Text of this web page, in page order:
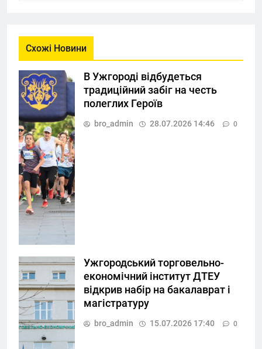
Схожі Новини
В Ужгороді відбудеться
традиційний забіг на честь
полеглих Героїв
bro_admin 28.07.2026 14:46 0
Ужгородський торговельно-
економічний інститут ДТЕУ
відкрив набір на бакалаврат і
магістратуру
bro_admin 15.07.2026 17:40 0